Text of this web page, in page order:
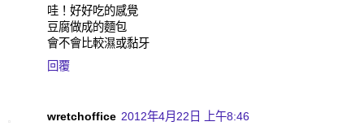
哇！好好吃的感覺
豆腐做成的麵包
會不會比較濕或黏牙
回覆
wretchoffice 2012年4月22日 上午8:46